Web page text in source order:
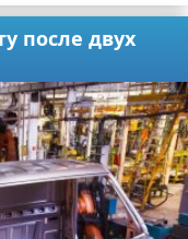
после двух